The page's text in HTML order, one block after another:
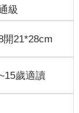
級
開21*28cm
歲適讀